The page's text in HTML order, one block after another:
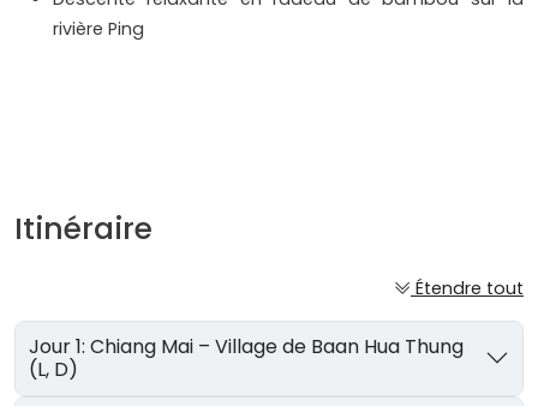
rivière Ping
Itinéraire
Étendre tout
Jour 1: Chiang Mai – Village de Baan Hua Thung
(L, D)